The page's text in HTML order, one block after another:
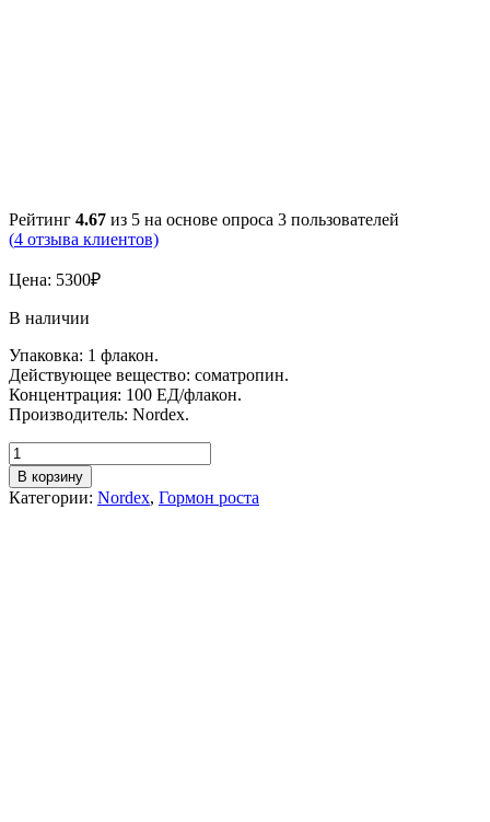
Рейтинг 4.67 из 5 на основе опроса 3 пользователей
(4 отзыва клиентов)
Цена: 5300₽
В наличии
Упаковка: 1 флакон.
Действующее вещество: соматропин.
Концентрация: 100 ЕД/флакон.
Производитель: Nordex.
В корзину
Категории: Nordex, Гормон роста